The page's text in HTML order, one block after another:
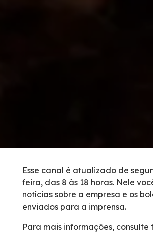
Inspeção de Tráfego
Guincho
Esse canal é atualizado de
feira, das 8 às 18 horas. Nele
notícias sobre a empresa e os
enviados para a imprensa.
Para mais informações, consulte